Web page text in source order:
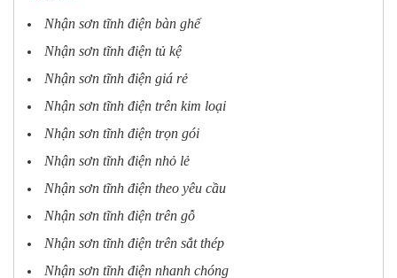
Nhận sơn tĩnh điện bàn ghế
Nhận sơn tĩnh điện tủ kệ
Nhận sơn tĩnh điện giá rẻ
Nhận sơn tĩnh điện trên kim loại
Nhận sơn tĩnh điện trọn gói
Nhận sơn tĩnh điện nhỏ lẻ
Nhận sơn tĩnh điện theo yêu cầu
Nhận sơn tĩnh điện trên gỗ
Nhận sơn tĩnh điện trên sắt thép
Nhận sơn tĩnh điện nhanh chóng